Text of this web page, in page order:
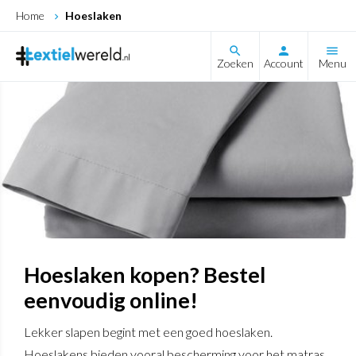
Home Hoeslaken
Zoeken Account Menu
Hoeslaken kopen? Bestel
eenvoudig online!
Lekker slapen begint met een goed hoeslaken.